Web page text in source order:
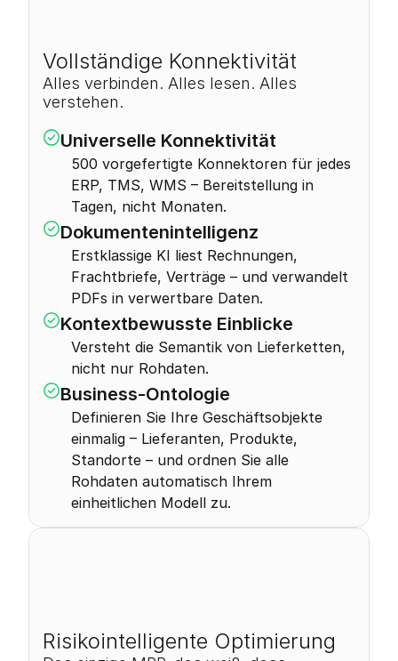
Vollständige Konnektivität
Alles verbinden. Alles lesen. Alles
verstehen.
Universelle Konnektivität
500 vorgefertigte Konnektoren für jedes
ERP, TMS, WMS – Bereitstellung in
Tagen, nicht Monaten.
Dokumentenintelligenz
Erstklassige KI liest Rechnungen,
Frachtbriefe, Verträge – und verwandelt
PDFs in verwertbare Daten.
Kontextbewusste Einblicke
Versteht die Semantik von Lieferketten,
nicht nur Rohdaten.
Business-Ontologie
Definieren Sie Ihre Geschäftsobjekte
einmalig – Lieferanten, Produkte,
Standorte – und ordnen Sie alle
Rohdaten automatisch Ihrem
einheitlichen Modell zu.
Risikointelligente Optimierung